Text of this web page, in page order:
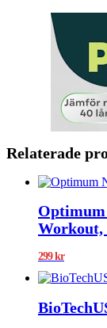
Relaterade
Workout,
299kr